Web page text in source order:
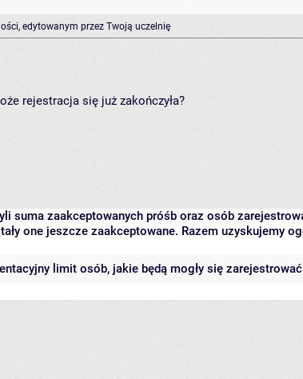
edytowanym przez Twoją uczelnię
rejestracja się już zakończyła?
suma zaakceptowanych próśb oraz osób
one jeszcze zaakceptowane. Razem uzyskujemy
limit osób, jakie będą mogły się